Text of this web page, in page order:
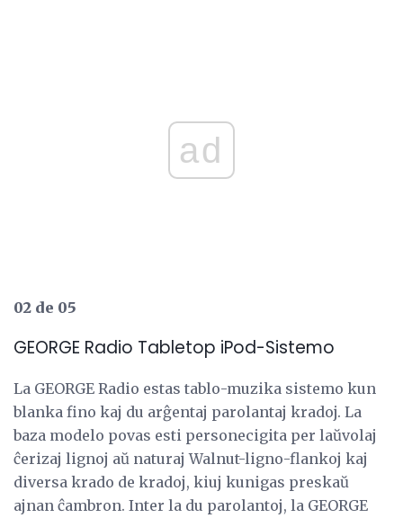
ad
02 de 05
GEORGE Radio Tabletop iPod-Sistemo
La GEORGE Radio estas tablo-muzika sistemo kun
blanka fino kaj du arĝentaj parolantaj kradoj. La
baza modelo povas esti personecigita per laŭvolaj
ĉerizaj lignoj aŭ naturaj Walnut-ligno-flankoj kaj
diversa krado de kradoj, kiuj kunigas preskaŭ
ajnan ĉambron. Inter la du parolantoj, la GEORGE